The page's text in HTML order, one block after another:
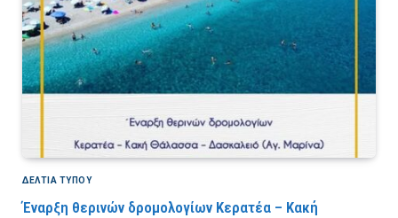
ΔΕΛΤΙΑ ΤΥΠΟΥ
Έναρξη θερινών δρομολογίων Κερατέα – Κακή